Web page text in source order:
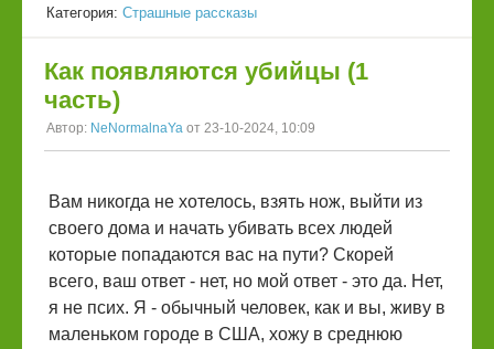
Категория: Страшные рассказы
Как появляются убийцы (1
часть)
Автор: NeNormalnaYa от 23-10-2024, 10:09
Вам никогда не хотелось, взять нож, выйти из
своего дома и начать убивать всех людей
которые попадаются вас на пути? Скорей
всего, ваш ответ - нет, но мой ответ - это да. Нет,
я не псих. Я - обычный человек, как и вы, живу в
маленьком городе в США, хожу в среднюю